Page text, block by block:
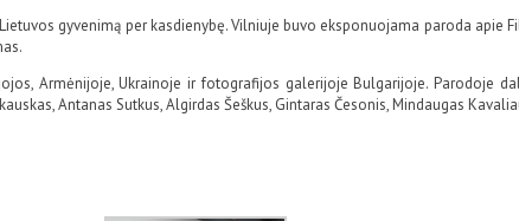
gyvenimą per kasdienybę. Vilniuje buvo eksponuojama paroda apie
Armėnijoje, Ukrainoje ir fotografijos galerijoje Bulgarijoje. Parodoje
Antanas Sutkus, Algirdas Šeškus, Gintaras Česonis, Mindaugas